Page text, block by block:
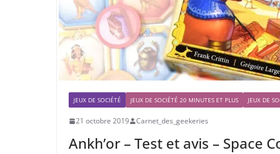
JEUX DE SOCIÉTÉ JEUX DE SOCIÉTÉ 20 MINUTES ET PLUS JEUX DE
21 octobre 2019 Carnet_des_geekeries
Ankh’or – Test et avis – Space